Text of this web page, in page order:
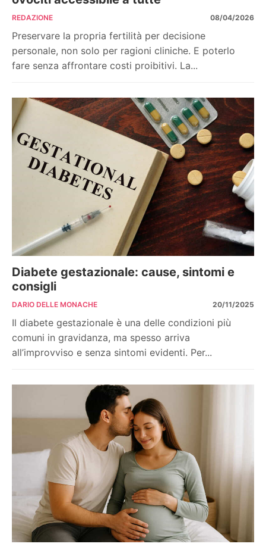
REDAZIONE 08/04/2026
Preservare la propria fertilità per decisione
personale, non solo per ragioni cliniche. E poterlo
fare senza affrontare costi proibitivi. La...
Diabete gestazionale: cause, sintomi e
consigli
DARIO DELLE MONACHE 20/11/2025
Il diabete gestazionale è una delle condizioni più
comuni in gravidanza, ma spesso arriva
all’improvviso e senza sintomi evidenti. Per...